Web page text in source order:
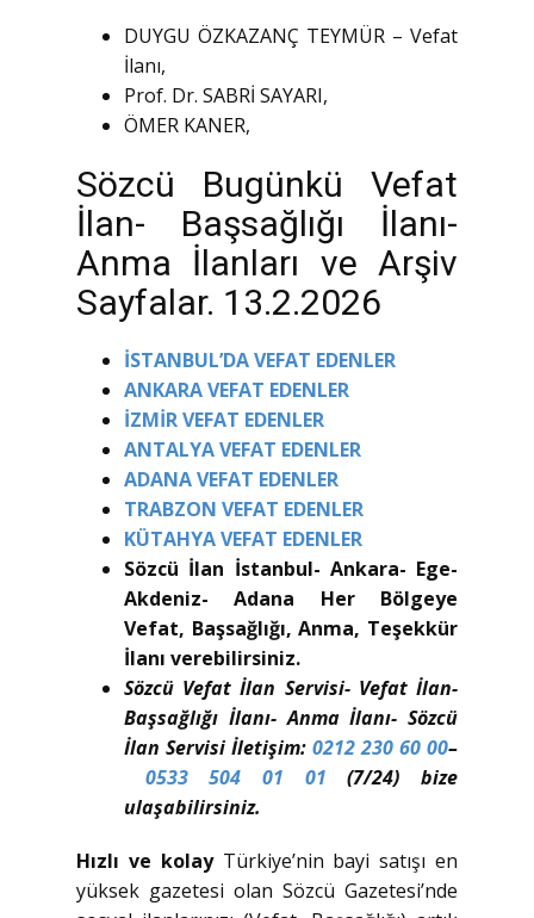
DUYGU ÖZKAZANÇ TEYMÜR – Vefat
İlanı,
Prof. Dr. SABRİ SAYARI,
ÖMER KANER,
Sözcü Bugünkü Vefat
İlan- Başsağlığı İlanı-
Anma İlanları ve Arşiv
Sayfalar. 13.2.2026
İSTANBUL’DA VEFAT EDENLER
ANKARA VEFAT EDENLER
İZMİR VEFAT EDENLER
ANTALYA VEFAT EDENLER
ADANA VEFAT EDENLER
TRABZON VEFAT EDENLER
KÜTAHYA VEFAT EDENLER
Sözcü İlan İstanbul- Ankara- Ege-
Akdeniz- Adana Her Bölgeye
Vefat, Başsağlığı, Anma, Teşekkür
İlanı verebilirsiniz.
Sözcü Vefat İlan Servisi- Vefat İlan-
Başsağlığı İlanı- Anma İlanı- Sözcü
İlan Servisi İletişim: 0212 230 60 00–
0533 504 01 01 (7/24) bize
ulaşabilirsiniz.
Hızlı ve kolayTürkiye’nin bayi satışı en
yüksek gazetesi olan Sözcü Gazetesi’nde